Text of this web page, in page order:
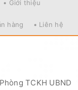
• Giới thiệu
hàng • Liên hệ
TCKH UBND